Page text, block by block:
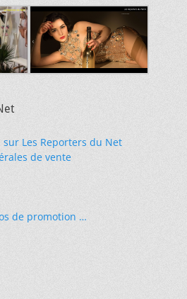
sur Les Reporters du Net
de vente
de promotion …